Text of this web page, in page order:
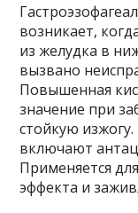
возникает,
из желудка в
вызвано
Повышенная
значение при
стойкую
включают
Применяется
эффекта и